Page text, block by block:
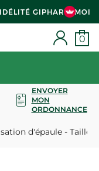
GIPHAR & MOI
0
ENVOYER
MON
ORDONNANCE
d'épaule - Taille 2